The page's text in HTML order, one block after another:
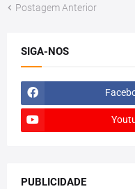
Postagem Anterior
SIGA-NOS
PUBLICIDADE